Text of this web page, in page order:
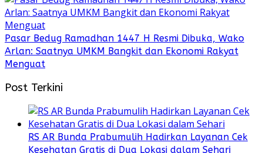
Pasar Bedug Ramadhan 1447 H Resmi Dibuka, Wako
Arlan: Saatnya UMKM Bangkit dan Ekonomi Rakyat
Menguat
Post Terkini
RS AR Bunda Prabumulih Hadirkan Layanan Cek
Kesehatan Gratis di Dua Lokasi dalam Sehari